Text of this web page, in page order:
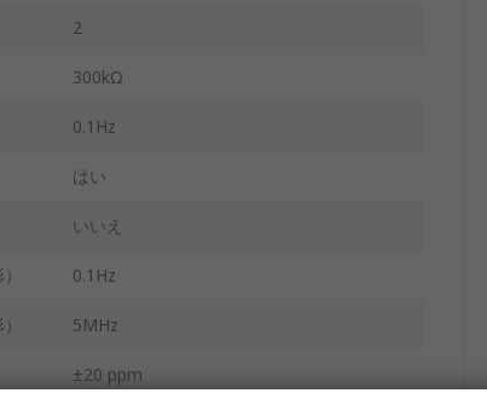
2
300kΩ
0.1Hz
はい
いいえ
0.1Hz
5MHz
±20 ppm